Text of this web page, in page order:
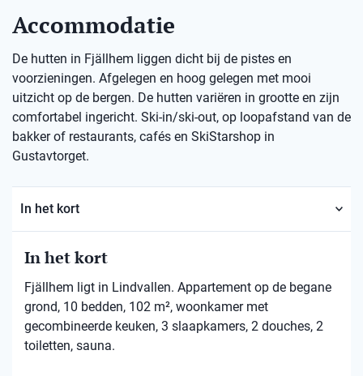
Accommodatie
De hutten in Fjällhem liggen dicht bij de pistes en
voorzieningen. Afgelegen en hoog gelegen met mooi
uitzicht op de bergen. De hutten variëren in grootte en zijn
comfortabel ingericht. Ski-in/ski-out, op loopafstand van de
bakker of restaurants, cafés en SkiStarshop in
Gustavtorget.
In het kort
In het kort
Fjällhem ligt in Lindvallen. Appartement op de begane
grond, 10 bedden, 102 m², woonkamer met
gecombineerde keuken, 3 slaapkamers, 2 douches, 2
toiletten, sauna.